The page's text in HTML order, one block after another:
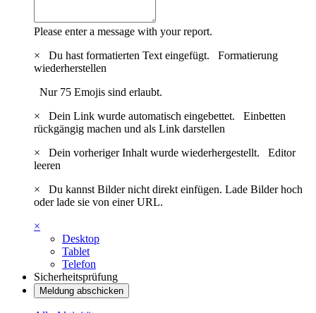
Please enter a message with your report.
×
Du hast formatierten Text eingefügt. Formatierung
wiederherstellen
Nur 75 Emojis sind erlaubt.
×
Dein Link wurde automatisch eingebettet. Einbetten
rückgängig machen und als Link darstellen
×
Dein vorheriger Inhalt wurde wiederhergestellt. Editor
leeren
×
Du kannst Bilder nicht direkt einfügen. Lade Bilder hoch
oder lade sie von einer URL.
×
Desktop
Tablet
Telefon
Sicherheitsprüfung
Meldung abschicken